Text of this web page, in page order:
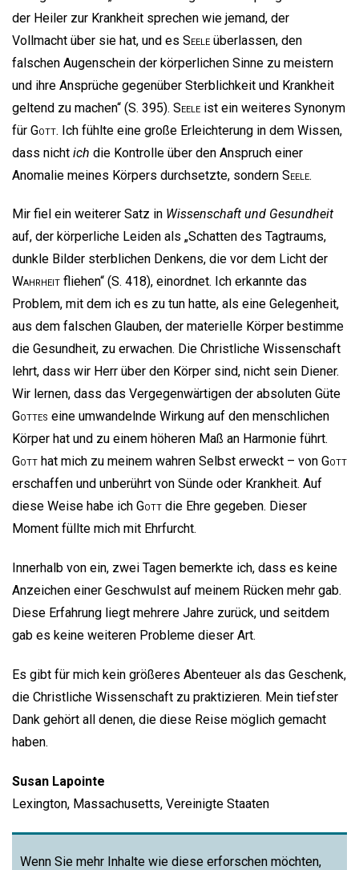
der Heiler zur Krankheit sprechen wie jemand, der
Vollmacht über sie hat, und es Seele überlassen, den
falschen Augenschein der körperlichen Sinne zu meistern
und ihre Ansprüche gegenüber Sterblichkeit und Krankheit
geltend zu machen“ (S. 395). Seele ist ein weiteres Synonym
für Gott. Ich fühlte eine große Erleichterung in dem Wissen,
dass nicht ich die Kontrolle über den Anspruch einer
Anomalie meines Körpers durchsetzte, sondern Seele.
Mir fiel ein weiterer Satz in Wissenschaft und Gesundheit
auf, der körperliche Leiden als „Schatten des Tagtraums,
dunkle Bilder sterblichen Denkens, die vor dem Licht der
Wahrheit fliehen“ (S. 418), einordnet. Ich erkannte das
Problem, mit dem ich es zu tun hatte, als eine Gelegenheit,
aus dem falschen Glauben, der materielle Körper bestimme
die Gesundheit, zu erwachen. Die Christliche Wissenschaft
lehrt, dass wir Herr über den Körper sind, nicht sein Diener.
Wir lernen, dass das Vergegenwärtigen der absoluten Güte
Gottes eine umwandelnde Wirkung auf den menschlichen
Körper hat und zu einem höheren Maß an Harmonie führt.
Gott hat mich zu meinem wahren Selbst erweckt – von Gott
erschaffen und unberührt von Sünde oder Krankheit. Auf
diese Weise habe ich Gott die Ehre gegeben. Dieser
Moment füllte mich mit Ehrfurcht.
Innerhalb von ein, zwei Tagen bemerkte ich, dass es keine
Anzeichen einer Geschwulst auf meinem Rücken mehr gab.
Diese Erfahrung liegt mehrere Jahre zurück, und seitdem
gab es keine weiteren Probleme dieser Art.
Es gibt für mich kein größeres Abenteuer als das Geschenk,
die Christliche Wissenschaft zu praktizieren. Mein tiefster
Dank gehört all denen, die diese Reise möglich gemacht
haben.
Susan Lapointe
Lexington, Massachusetts, Vereinigte Staaten
Wenn Sie mehr Inhalte wie diese erforschen möchten,